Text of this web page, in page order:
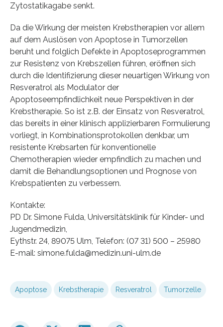
Zytostatikagabe senkt.
Da die Wirkung der meisten Krebstherapien vor allem
auf dem Auslösen von Apoptose in Tumorzellen
beruht und folglich Defekte in Apoptoseprogrammen
zur Resistenz von Krebszellen führen, eröffnen sich
durch die Identifizierung dieser neuartigen Wirkung von
Resveratrol als Modulator der
Apoptoseempfindlichkeit neue Perspektiven in der
Krebstherapie. So ist z.B. der Einsatz von Resveratrol,
das bereits in einer klinisch applizierbaren Formulierung
vorliegt, in Kombinationsprotokollen denkbar, um
resistente Krebsarten für konventionelle
Chemotherapien wieder empfindlich zu machen und
damit die Behandlungsoptionen und Prognose von
Krebspatienten zu verbessern.
Kontakte:
PD Dr. Simone Fulda, Universitätsklinik für Kinder- und
Jugendmedizin,
Eythstr. 24, 89075 Ulm, Telefon: (07 31) 500 – 25980
E-mail: simone.fulda@medizin.uni-ulm.de
Apoptose Krebstherapie Resveratrol Tumorzelle